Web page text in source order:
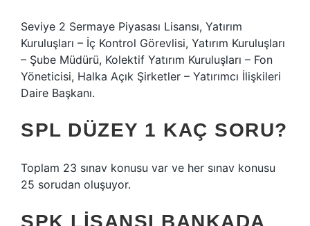
Seviye 2 Sermaye Piyasası Lisansı, Yatırım
Kuruluşları – İç Kontrol Görevlisi, Yatırım Kuruluşları
– Şube Müdürü, Kolektif Yatırım Kuruluşları – Fon
Yöneticisi, Halka Açık Şirketler – Yatırımcı İlişkileri
Daire Başkanı.
SPL DÜZEY 1 KAÇ SORU?
Toplam 23 sınav konusu var ve her sınav konusu
25 sorudan oluşuyor.
SPK LISANSI BANKADA